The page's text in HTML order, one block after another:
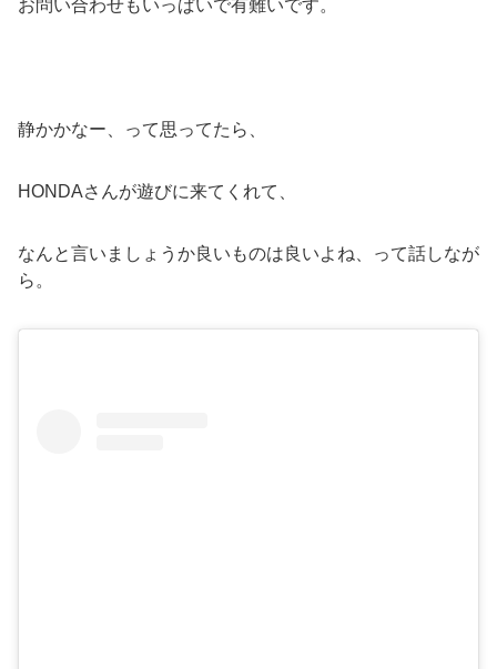
お問い合わせもいっぱいで有難いです。
静かかなー、って思ってたら、
HONDAさんが遊びに来てくれて、
なんと言いましょうか良いものは良いよね、って話しなが
ら。